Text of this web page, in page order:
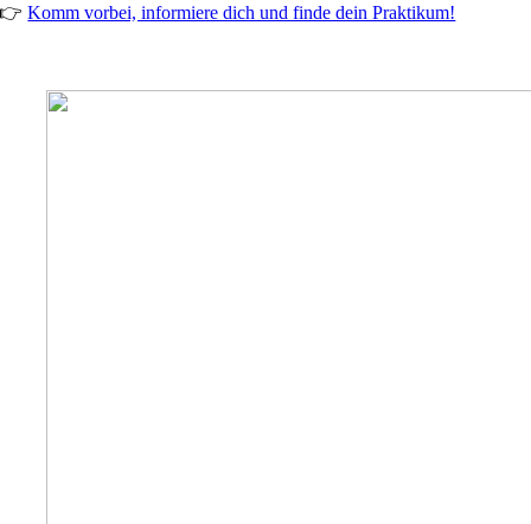
👉Komm vorbei, informiere dich und finde dein Praktikum!